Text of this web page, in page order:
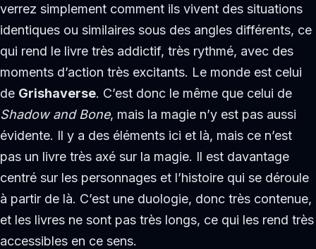
verrez simplement comment ils vivent des situations
identiques ou similaires sous des angles différents, ce
qui rend le livre très addictif, très rythmé, avec des
moments d’action très excitants. Le monde est celui
de Grishaverse. C’est donc le même que celui de
Shadow and Bone, mais la magie n’y est pas aussi
évidente. Il y a des éléments ici et là, mais ce n’est
pas un livre très axé sur la magie. Il est davantage
centré sur les personnages et l’histoire qui se déroule
à partir de là. C’est une duologie, donc très contenue,
et les livres ne sont pas très longs, ce qui les rend très
accessibles en ce sens.